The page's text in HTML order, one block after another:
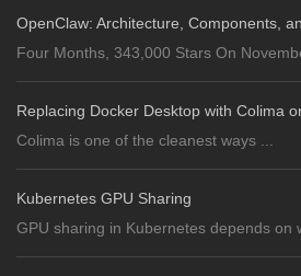
OpenClaw: Architecture, Components,
Four Months, 343,000 Stars On
Replacing Docker Desktop with Colima
Colima is one of the cleanest ways ...
Kubernetes GPU Sharing
GPU sharing in Kubernetes depends on